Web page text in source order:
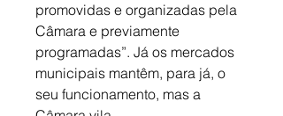
promovidas e organizadas pela
Câmara e previamente
programadas”. Já os mercados
municipais mantêm, para já, o
seu funcionamento, mas a